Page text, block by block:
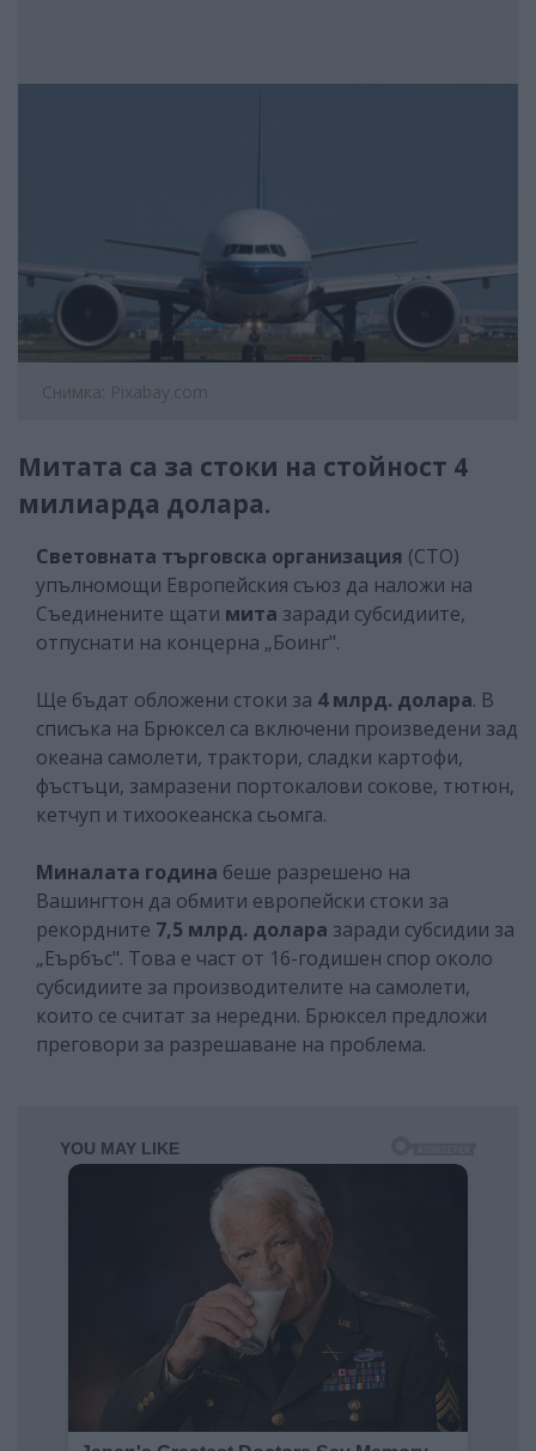
Снимка: Pixabay.com
Митата са за стоки на стойност 4
милиарда долара.
Световната търговска организация (СТО)
упълномощи Европейския съюз да наложи на
Съединените щати мита заради субсидиите,
отпуснати на концерна „Боинг".
Ще бъдат обложени стоки за 4 млрд. долара. В
списъка на Брюксел са включени произведени зад
океана самолети, трактори, сладки картофи,
фъстъци, замразени портокалови сокове, тютюн,
кетчуп и тихоокеанска сьомга.
Миналата година беше разрешено на
Вашингтон да обмити европейски стоки за
рекордните 7,5 млрд. долара заради субсидии за
„Еърбъс". Това е част от 16-годишен спор около
субсидиите за производителите на самолети,
които се считат за нередни. Брюксел предложи
преговори за разрешаване на проблема.